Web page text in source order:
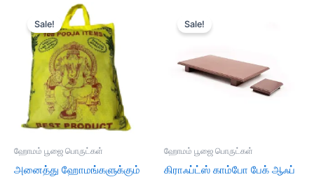
Sale!
ஹோமம் பூஜை பொருட்கள்
அனைத்து ஹோமங்களுக்கும்
Original
price
was:
₹650.00.
is:
₹480.00.
Sale!
ஹோமம் பூஜை பொருட்கள்
கிராஃப்ட்ஸ் காம்போ பேக் ஆஃப்
was: